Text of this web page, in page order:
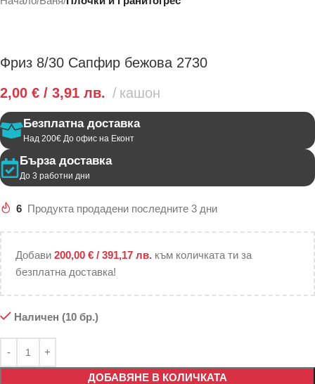
Фриз 8/30 Сапфир бежова 2730
2,00 € / 3,91 лв. кашон
Безплатна доставка
Над 200€ До офис на Еконт
Бърза доставка
До 3 работни дни
6 Продукта продадени последните 3 дни
Добави 200,00 € / 391,17 лв. към количката ти за
безплатна доставка!
Наличен (10 бр.)
ДОБАВЯНЕ В КОЛИЧКАТА